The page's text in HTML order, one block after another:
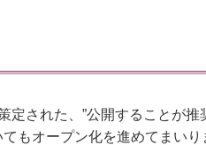
された、”公開することが
もオープン化を進めてまいり